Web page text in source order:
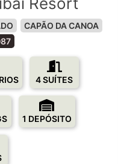
CAPÃO DA CANOA
4 SUÍTES
1 DEPÓSITO